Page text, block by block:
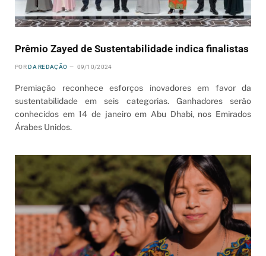
Prêmio Zayed de Sustentabilidade indica finalistas
POR DA REDAÇÃO 09/10/2024
Premiação reconhece esforços inovadores em favor da
sustentabilidade em seis categorias. Ganhadores serão
conhecidos em 14 de janeiro em Abu Dhabi, nos Emirados
Árabes Unidos.